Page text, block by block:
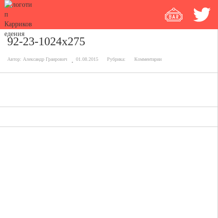
92-23-1024x275
Автор: Александр Граирович 01.08.2015 Рубрика: Комментарии